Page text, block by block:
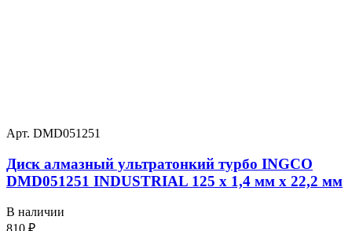
Арт. DMD051251
Диск алмазный ультратонкий турбо INGCO
DMD051251 INDUSTRIAL 125 х 1,4 мм x 22,2 мм
В наличии
810 ₽